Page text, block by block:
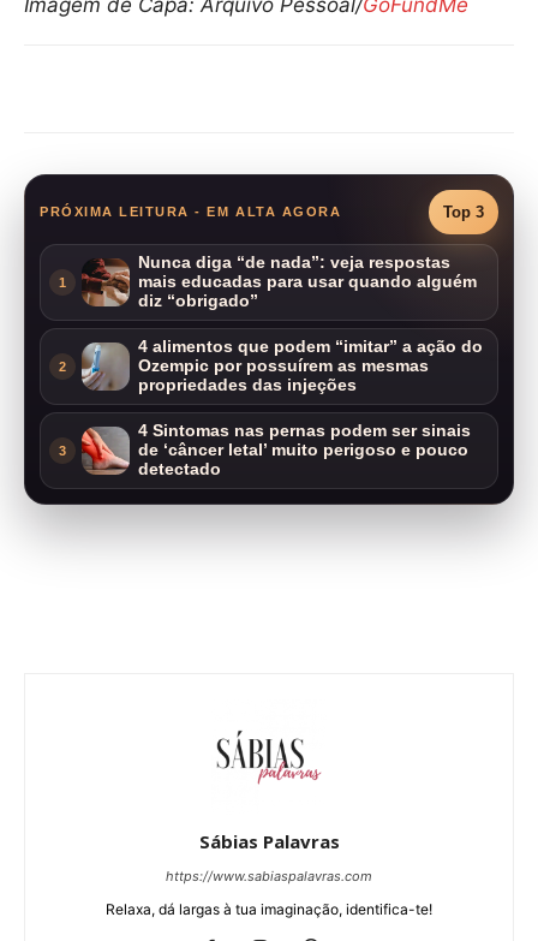
Imagem de Capa: Arquivo Pessoal/GoFundMe
PRÓXIMA LEITURA - EM ALTA AGORA Top 3
1
Nunca diga “de nada”: veja respostas
mais educadas para usar quando alguém
diz “obrigado”
2
4 alimentos que podem “imitar” a ação do
Ozempic por possuírem as mesmas
propriedades das injeções
3
4 Sintomas nas pernas podem ser sinais
de ‘câncer letal’ muito perigoso e pouco
detectado
Sábias Palavras
https://www.sabiaspalavras.com
Relaxa, dá largas à tua imaginação, identifica-te!